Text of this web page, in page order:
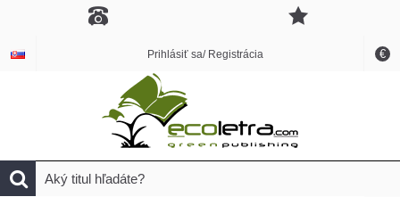
€
Prihlásiť sa/ Registrácia